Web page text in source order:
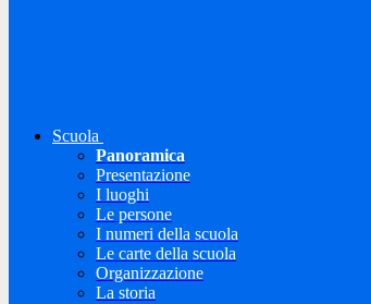
Scuola
Panoramica
Presentazione
I luoghi
Le persone
I numeri della scuola
Le carte della scuola
Organizzazione
La storia